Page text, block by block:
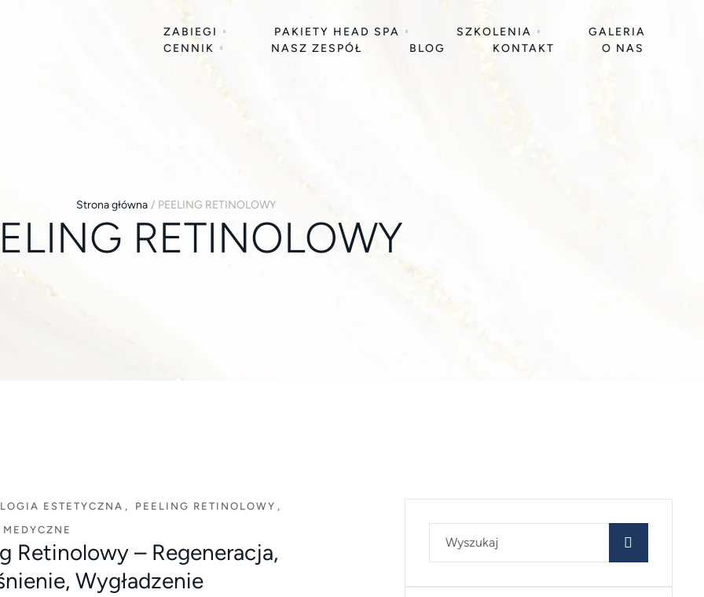
ZABIEGI PAKIETY HEAD SPA SZKOLENIA
GALERIA
CENNIK
NASZ ZESPÓŁ BLOG KONTAKT O NAS
Strona główna / PEELING RETINOLOWY
RETINOLOWY
ESTETYCZNA , PEELING RETINOLOWY ,
Retinolowy – Regeneracja,
Wygładzenie